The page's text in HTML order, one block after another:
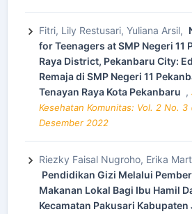
Fitri, Lily Restusari, Yuliana Arsil,
for Teenagers at SMP Negeri 11
Raya District, Pekanbaru City:
Remaja di SMP Negeri 11
Tenayan Raya Kota Pekanbaru ,
Kesehatan Komunitas: Vol. 2 No. 3
Desember 2022
Riezky Faisal Nugroho, Erika
Pendidikan Gizi Melalui
Makanan Lokal Bagi Ibu Hamil
Kecamatan Pakusari